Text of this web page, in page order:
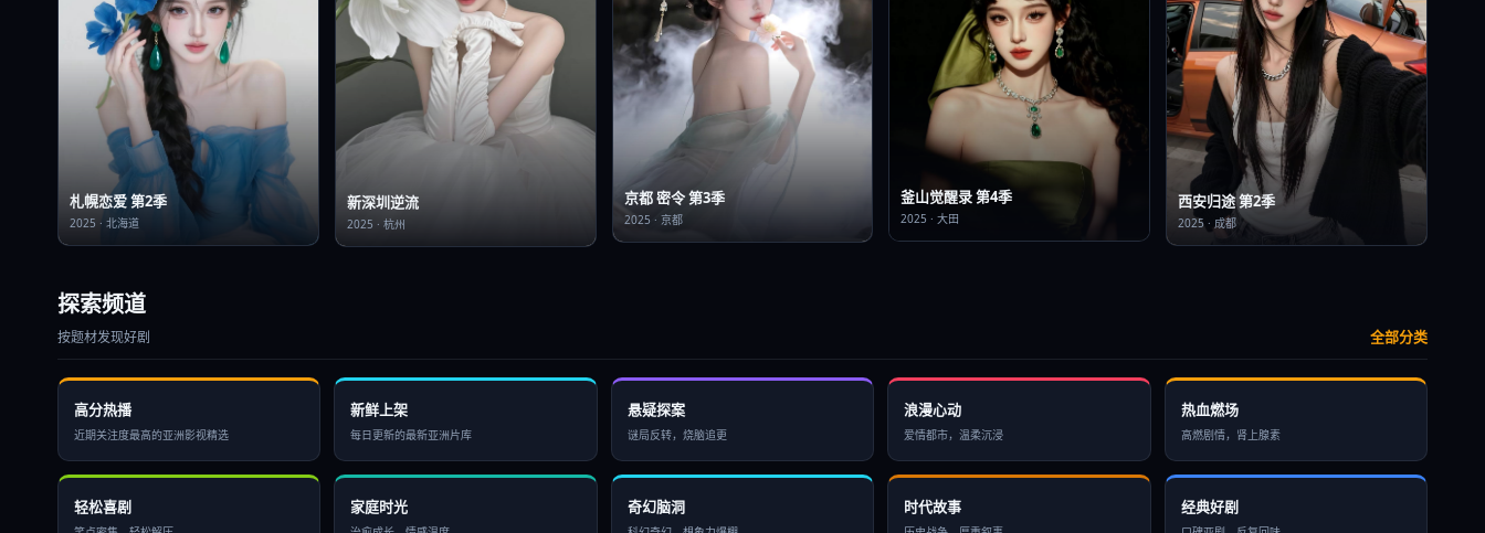
札幌恋爱 第2季
2025 · 北海道
新深圳逆流
2025 · 杭州
京都 密令 第3季
2025 · 京都
釜山觉醒录 第4季
2025 ·大田
西安归途 第2季
2025 ·成都
探索频道
按题材发现好剧 全部分类
高分热播
近期关注度最高的亚洲影视精选
新鲜上架
每日更新的最新亚洲片库
悬疑探案
谜局反转，烧脑追更
浪漫心动
爱情都市，温柔沉浸
热血燃场
高燃剧情，肾上腺素
轻松喜剧 家庭时光 奇幻脑洞 时代故事 经典好剧